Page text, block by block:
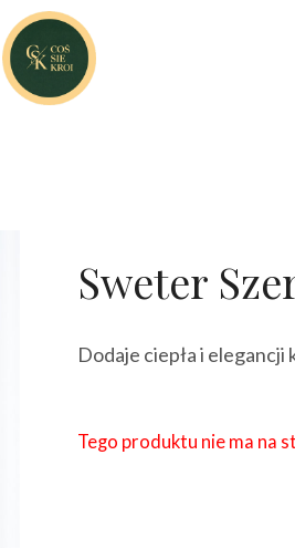
Sweter
Dodaje ciepła i
Tego produktu nie ma na